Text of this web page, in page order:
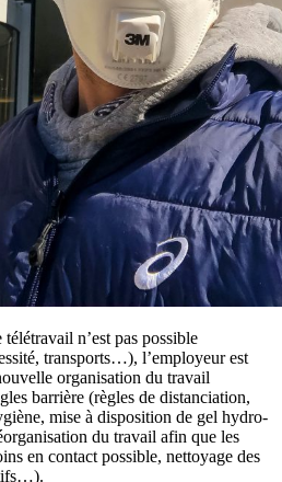
n’est pas possible
transports…), l’employeur est
organisation du travail
barrière (règles de distanciation,
mise à disposition de gel hydro-
du travail afin que les
en contact possible, nettoyage des